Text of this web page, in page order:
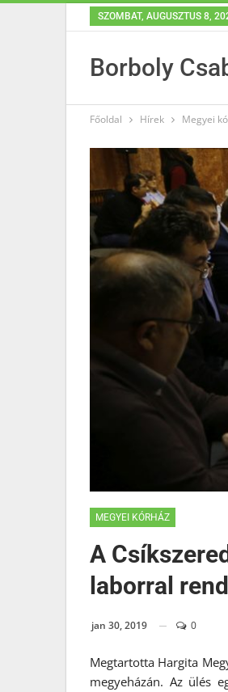
SZOMBAT, AUGUSZTUS 8,
Borboly
Főoldal Hírek Megyei
MEGYEI KÓRHÁZ
A
laborral
jan 30, 2019 0
Megtartotta Hargita
megyeházán. Az ülés